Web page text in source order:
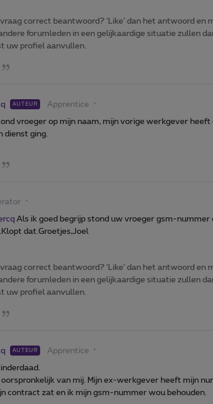
correct beantwoord? ‘Like’ dan het antwoord en
forumleden in een gelijkaardige situatie zullen
uw profiel aanvullen.
AUTEUR Apprentice
vroeger op mijn naam, mijn vorige werkgever heeft
dienst ging.
Als ik goed begrijp stond uw vroeger gsm-nummer
dat.Groetjes,Joel
correct beantwoord? ‘Like’ dan het antwoord en
forumleden in een gelijkaardige situatie zullen
uw profiel aanvullen.
AUTEUR Apprentice
van mij. Mijn ex-werkgever heeft mijn
contract zat en ik mijn gsm-nummer wou behouden.